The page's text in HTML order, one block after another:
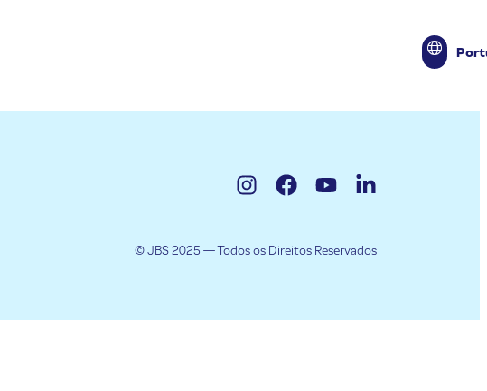
© JBS 2025 — Todos os Direitos Reservados